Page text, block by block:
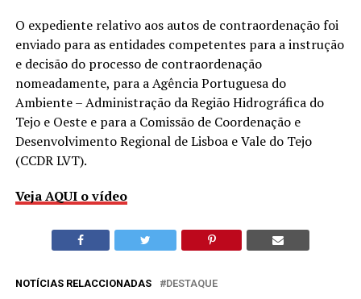
O expediente relativo aos autos de contraordenação foi
enviado para as entidades competentes para a instrução
e decisão do processo de contraordenação
nomeadamente, para a Agência Portuguesa do
Ambiente – Administração da Região Hidrográfica do
Tejo e Oeste e para a Comissão de Coordenação e
Desenvolvimento Regional de Lisboa e Vale do Tejo
(CCDR LVT).
Veja AQUI o vídeo
NOTÍCIAS RELACCIONADAS DESTAQUE